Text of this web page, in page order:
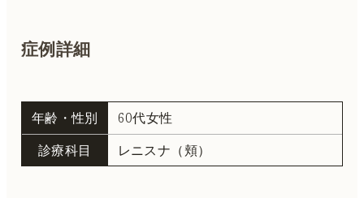
症例詳細
年齢・性別
60代女性
診療科目
レニスナ（頬）